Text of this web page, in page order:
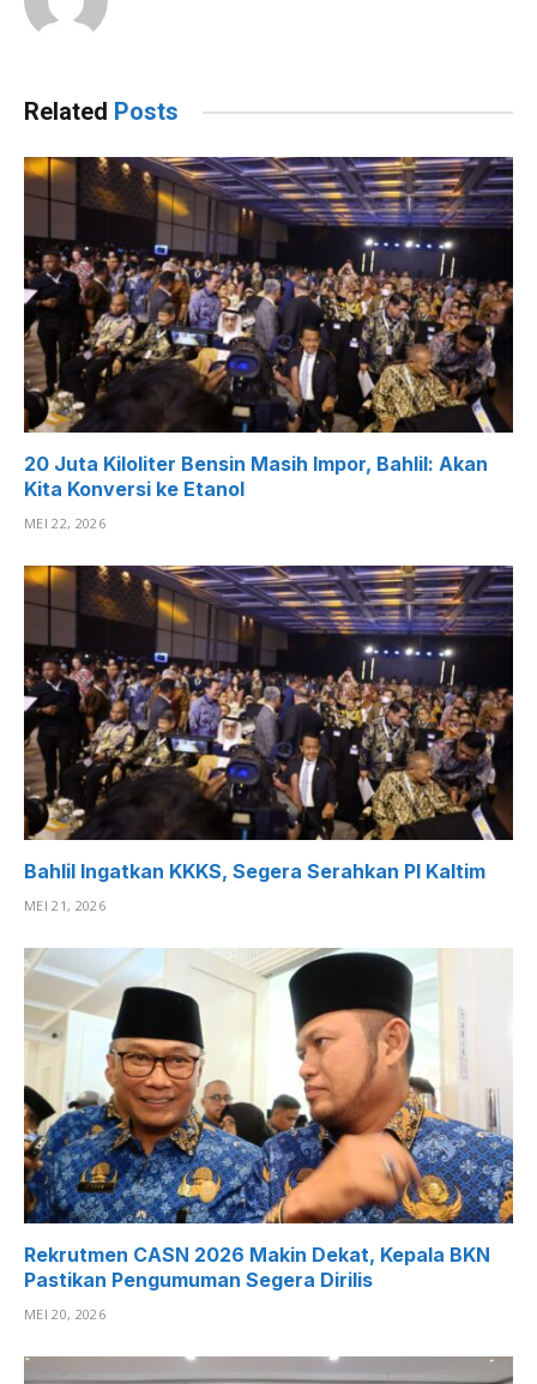
Related Posts
20 Juta Kiloliter Bensin Masih Impor, Bahlil: Akan
Kita Konversi ke Etanol
MEI 22, 2026
Bahlil Ingatkan KKKS, Segera Serahkan PI Kaltim
MEI 21, 2026
Rekrutmen CASN 2026 Makin Dekat, Kepala BKN
Pastikan Pengumuman Segera Dirilis
MEI 20, 2026